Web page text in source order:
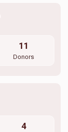
11
Donors
4